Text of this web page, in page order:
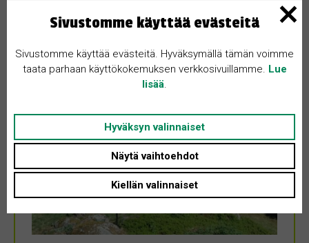
Sivustomme käyttää evästeitä
Sivustomme käyttää evästeitä. Hyväksymällä tämän voimme
taata parhaan käyttökokemuksen verkkosivuillamme. Lue
lisää
Hyväksyn valinnaiset
Näytä vaihtoehdot
Kiellän valinnaiset